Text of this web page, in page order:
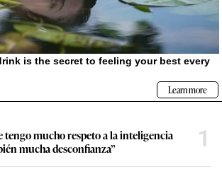
tengo mucho respeto a la inteligencia
mucha desconfianza”
1